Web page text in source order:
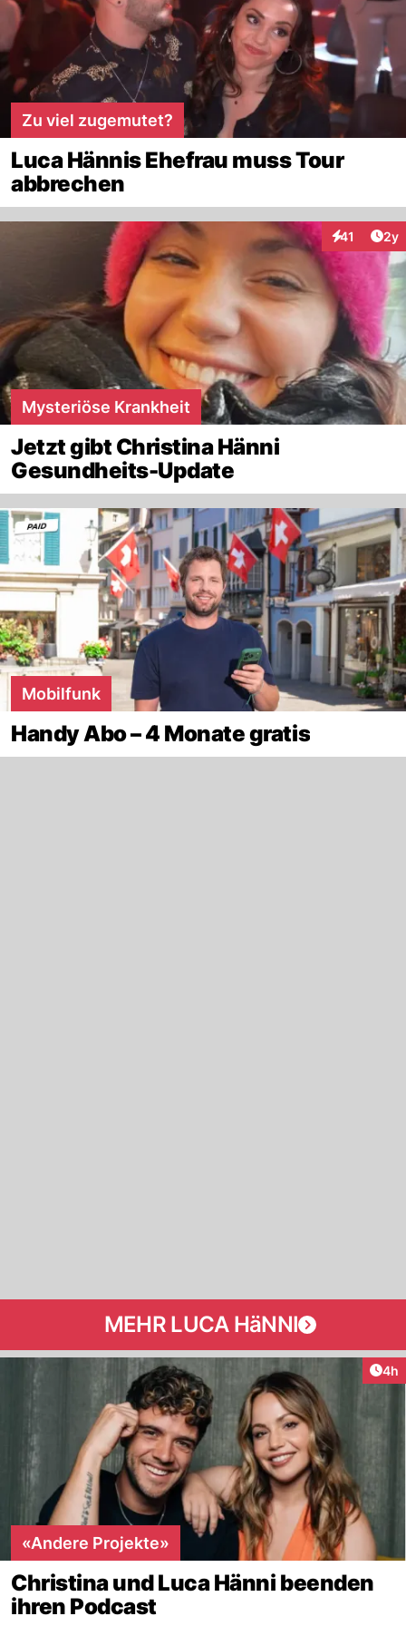
Zu viel zugemutet?
Luca Hännis Ehefrau muss Tour
abbrechen
41 2y
Mysteriöse Krankheit
Jetzt gibt Christina Hänni
Gesundheits-Update
Mobilfunk
Handy Abo – 4 Monate gratis
MEHR LUCA HäNNI
4h
«Andere Projekte»
Christina und Luca Hänni beenden
ihren Podcast